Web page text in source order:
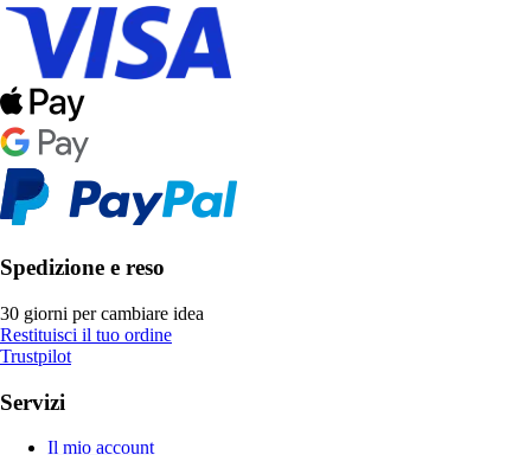
Spedizione e reso
30 giorni per cambiare idea
Restituisci il tuo ordine
Trustpilot
Servizi
Il mio account